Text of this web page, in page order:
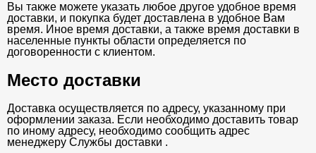
Вы также можете указать любое другое удобное время
доставки, и покупка будет доставлена в удобное Вам
время. Иное время доставки, а также время доставки в
населенные пункты области определяется по
договоренности с клиентом.
Место доставки
Доставка осуществляется по адресу, указанному при
оформлении заказа. Если необходимо доставить товар
по иному адресу, необходимо сообщить адрес
менеджеру Службы доставки .